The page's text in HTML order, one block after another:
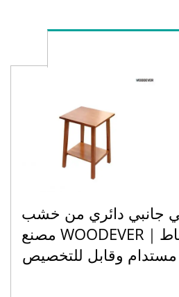
جانبي دائري من خشب
المطاط｜WOODEVER مصنع
مستدام وقابل للتخصيص